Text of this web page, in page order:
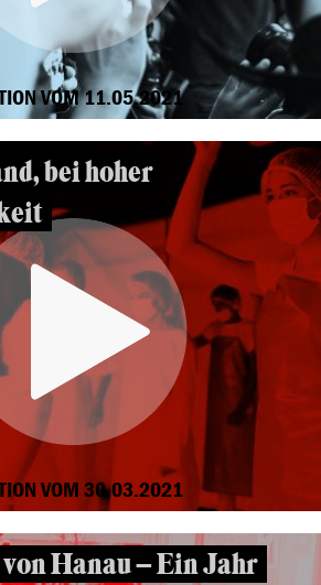
VOM 11.05.2021
bei hoher
VOM 30.03.2021
Hanau – Ein Jahr